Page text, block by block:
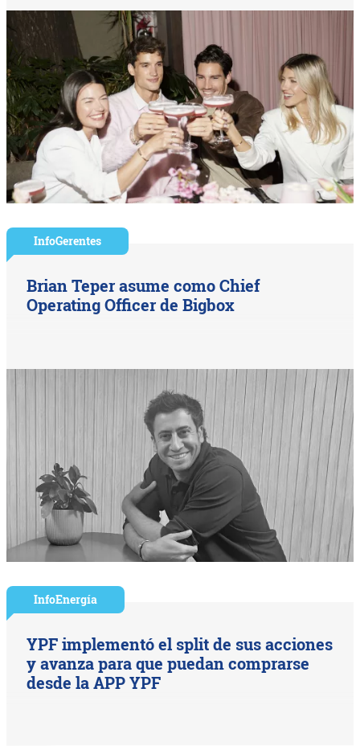
InfoGerentes
Brian Teper asume como Chief
Operating Officer de Bigbox
InfoEnergía
YPF implementó el split de sus acciones
y avanza para que puedan comprarse
desde la APP YPF